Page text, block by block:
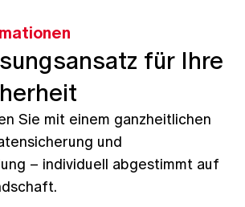
für Ihre
Sie mit einem ganzheitlichen
und
– individuell abgestimmt auf